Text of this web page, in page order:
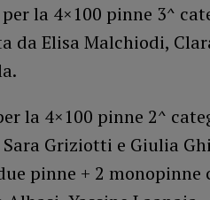
la 4×100 pinne 3^
da Elisa Malchiodi,
la 4×100 pinne 2^
Griziotti e Giulia
pinne + 2